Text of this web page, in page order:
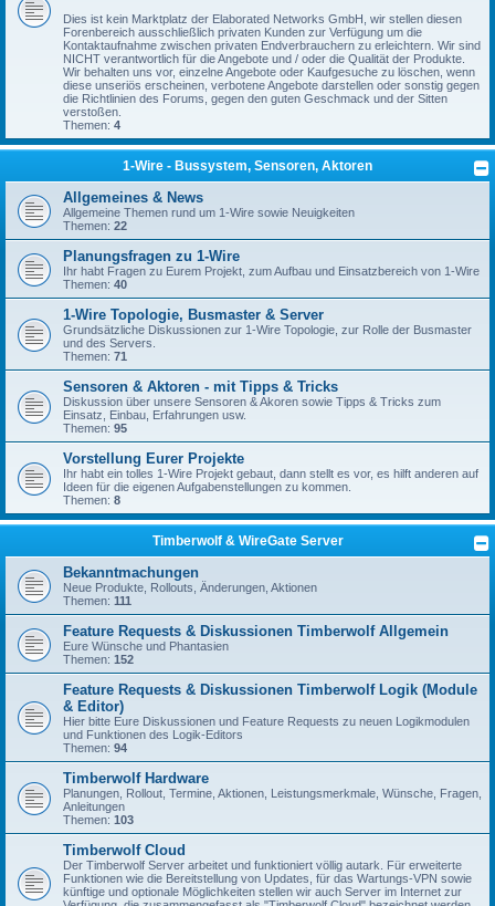
Dies ist kein Marktplatz der Elaborated Networks GmbH, wir stellen diesen
Forenbereich ausschließlich privaten Kunden zur Verfügung um die
Kontaktaufnahme zwischen privaten Endverbrauchern zu erleichtern. Wir sind
NICHT verantwortlich für die Angebote und / oder die Qualität der Produkte.
Wir behalten uns vor, einzelne Angebote oder Kaufgesuche zu löschen, wenn
diese unseriös erscheinen, verbotene Angebote darstellen oder sonstig gegen
die Richtlinien des Forums, gegen den guten Geschmack und der Sitten
verstoßen.
Themen: 4
1-Wire - Bussystem, Sensoren, Aktoren
Allgemeines & News
Allgemeine Themen rund um 1-Wire sowie Neuigkeiten
Themen: 22
Planungsfragen zu 1-Wire
Ihr habt Fragen zu Eurem Projekt, zum Aufbau und Einsatzbereich von 1-Wire
Themen: 40
1-Wire Topologie, Busmaster & Server
Grundsätzliche Diskussionen zur 1-Wire Topologie, zur Rolle der Busmaster
und des Servers.
Themen: 71
Sensoren & Aktoren - mit Tipps & Tricks
Diskussion über unsere Sensoren & Akoren sowie Tipps & Tricks zum
Einsatz, Einbau, Erfahrungen usw.
Themen: 95
Vorstellung Eurer Projekte
Ihr habt ein tolles 1-Wire Projekt gebaut, dann stellt es vor, es hilft anderen auf
Ideen für die eigenen Aufgabenstellungen zu kommen.
Themen: 8
Timberwolf & WireGate Server
Bekanntmachungen
Neue Produkte, Rollouts, Änderungen, Aktionen
Themen: 111
Feature Requests & Diskussionen Timberwolf Allgemein
Eure Wünsche und Phantasien
Themen: 152
Feature Requests & Diskussionen Timberwolf Logik (Module
& Editor)
Hier bitte Eure Diskussionen und Feature Requests zu neuen Logikmodulen
und Funktionen des Logik-Editors
Themen: 94
Timberwolf Hardware
Planungen, Rollout, Termine, Aktionen, Leistungsmerkmale, Wünsche, Fragen,
Anleitungen
Themen: 103
Timberwolf Cloud
Der Timberwolf Server arbeitet und funktioniert völlig autark. Für erweiterte
Funktionen wie die Bereitstellung von Updates, für das Wartungs-VPN sowie
künftige und optionale Möglichkeiten stellen wir auch Server im Internet zur